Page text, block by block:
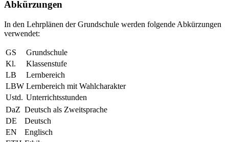
Abkürzungen
In den Lehrplänen der Grundschule werden folgende Abkürzungen
verwendet:
GS
Grundschule
Kl.
Klassenstufe
LB
Lernbereich
LBW Lernbereich mit Wahlcharakter
Ustd. Unterrichtsstunden
DaZ Deutsch als Zweitsprache
DE
Deutsch
EN
Englisch